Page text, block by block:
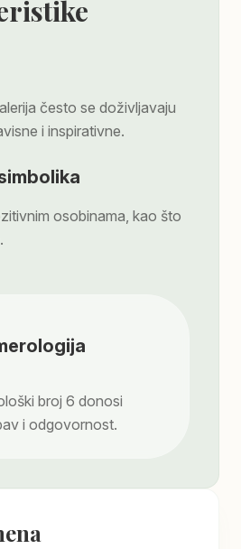
često se doživljavaju
i inspirativne.
osobinama, kao što
broj 6 donosi
i odgovornost.